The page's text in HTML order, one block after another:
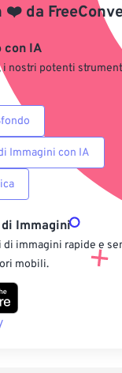
Da Google
Da OneDrive
Dall'URL
❤️ da
con IA
i nostri potenti
Immagini con IA
Immagini
di immagini rapide e
mobili.